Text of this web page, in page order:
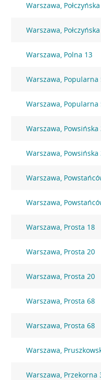
Warszawa,
Warszawa,
Warszawa, Polna 13
Warszawa, Popularna
Warszawa, Popularna
Warszawa, Powsińska
Warszawa, Powsińska
Warszawa,
Warszawa,
Warszawa, Prosta 18
Warszawa, Prosta 20
Warszawa, Prosta 20
Warszawa, Prosta 68
Warszawa, Prosta 68
Warszawa,
Warszawa, Przekorna